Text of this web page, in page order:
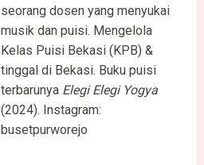
seorang dosen yang menyukai
musik dan puisi. Mengelola
Kelas Puisi Bekasi (KPB) &
tinggal di Bekasi. Buku puisi
terbarunya Elegi Elegi Yogya
(2024). Instagram:
busetpurworejo